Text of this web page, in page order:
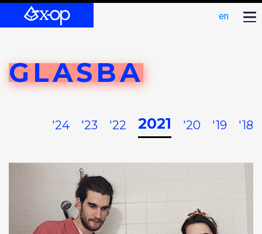
en
GLASBA
'24 '23 '22 2021 '20 '19 '18